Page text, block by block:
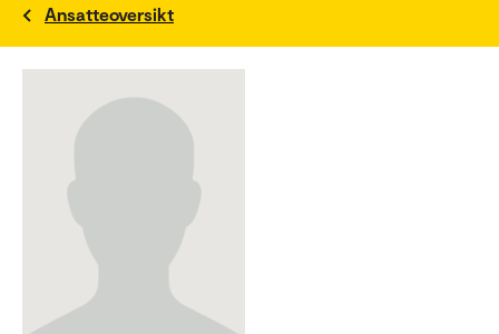
Ansatteoversikt